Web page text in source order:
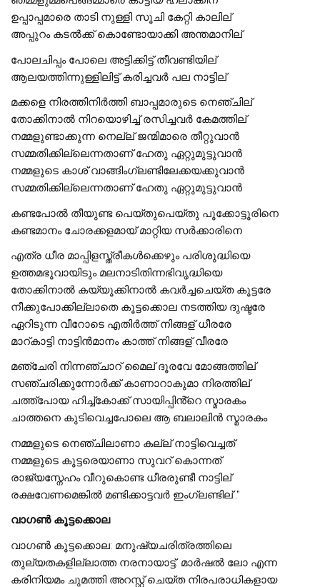
ഉപ്പാപ്പമാരെ താടി നുള്ളി സൂചി കേറ്റി കാലില്
അപ്പുറം കടൽക്ക് കൊണ്ടോയാക്കി അന്തമാനില്
പോലചിപ്പം പോലെ അട്ടിക്കിട്ട് തീവണ്ടിയില്
ആലയത്തിന്നുള്ളിലിട്ട് കരിച്ചവർ പല നാട്ടില്
മക്കളെ നിരത്തിനിർത്തി ബാപ്പമാരുടെ നെഞ്ചില്
തോക്കിനാൽ നിറയൊഴിച്ച് രസിച്ചവർ കേമത്തില്
നമ്മളുണ്ടാക്കുന്ന നെല്ല് ജന്മിമാരെ തീറ്റുവാൻ
സമ്മതിക്കില്ലെന്നതാണ് ഹേതു ഏറ്റുമുട്ടുവാൻ
നമ്മളുടെ കാശ് വാങ്ങിംഗ്ലണ്ടിലേക്കയക്കുവാൻ
സമ്മതിക്കില്ലെന്നതാണ് ഹേതു ഏറ്റുമുട്ടുവാൻ
കണ്ടപോൽ തീയുണ്ട പെയ്തുപെയ്തു പൂക്കോട്ടൂരിനെ
കണ്ടമാനം ചോരക്കളമായ് മാറ്റിയ സർക്കാരിനെ
എത്ര ധീര മാപ്പിളസ്ത്രീകൾക്കെഴും പരിശുദ്ധിയെ
ഉത്തമഭൂവായിടും മലനാടിതിന്നഭിവൃദ്ധിയെ
തോക്കിനാൽ കയ്യൂക്കിനാൽ കവർച്ചചെയ്ത കൂട്ടരേ
നീക്കുപോക്കില്ലാതെ കൂട്ടക്കൊല നടത്തിയ ദുഷ്ടരേ
ഏറിടുന്ന വീറോടെ എതിർത്ത് നിങ്ങള് ധീരരേ
മാറ്കാട്ടി നാട്ടിൻമാനം കാത്ത് നിങ്ങള് വീരരേ
മഞ്ചേരി നിന്നഞ്ചാറ് മൈല് ദൂരവേ മോങ്ങത്തില്
സഞ്ചരിക്കുന്നോർക്ക് കാണാറാകുമാ നിരത്തില്
ചത്ത്പോയ ഹിച്ച്കോക്ക് സായിപ്പിൻ്റെ സ്മാരകം
ചാത്തനെ കുടിവെച്ചപോലെ ആ ബലാലിൻ സ്മാരകം
നമ്മളുടെ നെഞ്ചിലാണാ കല്ല് നാട്ടിവെച്ചത്
നമ്മളുടെ കൂട്ടരെയാണാ സുവറ് കൊന്നത്
രാജ്യസ്നേഹം വീറുകൊണ്ട ധീരരുണ്ടീ നാട്ടില്
രക്ഷവേണമെങ്കിൽ മണ്ടിക്കാട്ടവർ ഇംഗ്ലണ്ടില്..”
വാഗൺ കൂട്ടക്കൊല
വാഗൺ കൂട്ടക്കൊല: മനുഷ്യചരിത്രത്തിലെ
തുല്യതകളില്ലാത്ത നരനായാട്ട്. മാർഷൽ ലോ എന്ന
കരിനിയമം ചുമത്തി അറസ്റ്റ് ചെയ്‌ത നിരപരാധികളായ